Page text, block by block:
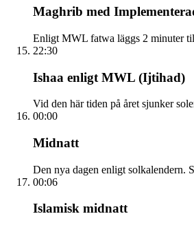
Maghrib med
Enligt MWL fatwa läggs 2 minuter
22:30
Ishaa enligt MWL (Ijtihad)
Vid den här tiden på året sjunker
00:00
Midnatt
Den nya dagen enligt solkalendern.
00:06
Islamisk midnatt